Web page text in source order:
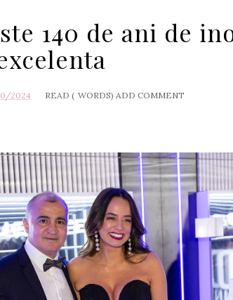
140 de ani de
2024 READ ( WORDS) ADD COMMENT